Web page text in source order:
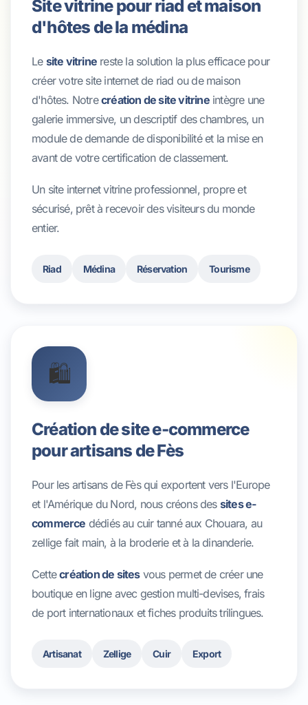
Site vitrine pour riad et maison
d'hôtes de la médina
Le site vitrine reste la solution la plus efficace pour
créer votre site internet de riad ou de maison
d'hôtes. Notrecréation de site vitrineintègre une
galerie immersive, un descriptif des chambres, un
module de demande de disponibilité et la mise en
avant de votre certification de classement.
Un site internet vitrine professionnel, propre et
sécurisé, prêt à recevoir des visiteurs du monde
entier.
Riad Médina Réservation Tourisme
🛍️
Création de site e-commerce
pour artisans de Fès
Pour les artisans de Fès qui exportent vers l'Europe
et l'Amérique du Nord, nous créons des sites e-
commerce dédiés au cuir tanné aux Chouara, au
zellige fait main, à la broderie et à la dinanderie.
Cettecréation de sitesvous permet de créer une
boutique en ligne avec gestion multi-devises, frais
de port internationaux et fiches produits trilingues.
Artisanat Zellige Cuir Export